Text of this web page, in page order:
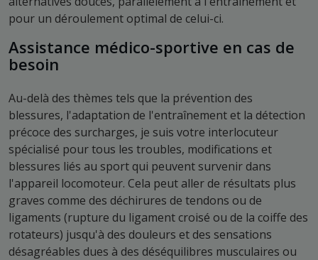
pour un déroulement optimal de celui-ci.
Assistance médico-sportive en cas de
besoin
Au-delà des thèmes tels que la prévention des
blessures, l'adaptation de l'entraînement et la détection
précoce des surcharges, je suis votre interlocuteur
spécialisé pour tous les troubles, modifications et
blessures liés au sport qui peuvent survenir dans
l'appareil locomoteur. Cela peut aller de résultats plus
graves comme des déchirures de tendons ou de
ligaments (rupture du ligament croisé ou de la coiffe des
rotateurs) jusqu'à des douleurs et des sensations
désagréables dues à des déséquilibres musculaires ou